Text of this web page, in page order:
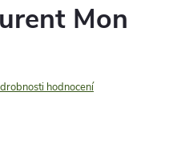
Mon
hodnocení